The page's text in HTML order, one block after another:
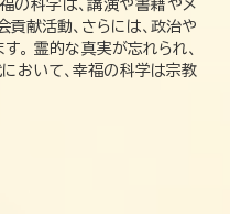
の科学は、講演や書籍やメ
献活動、さらには、政治や
。 霊的な真実が忘れられ、
おいて、幸福の科学は宗教